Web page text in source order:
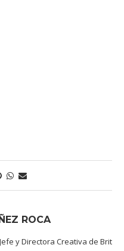
ROCA
y Directora Creativa de Brit